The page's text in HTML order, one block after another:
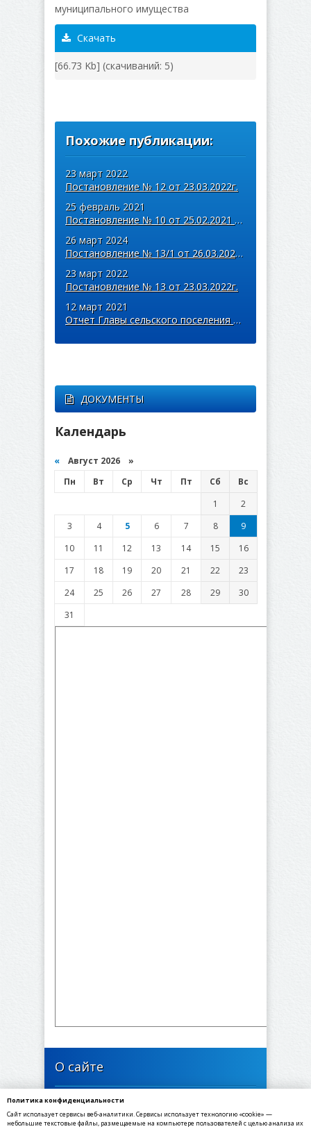
муниципального имущества
Скачать
[66.73 Kb] (cкачиваний: 5)
Похожие публикации:
23 март 2022
Постановление № 12 от 23.03.2022г.
25 февраль 2021
Постановление № 10 от 25.02.2021 года
26 март 2024
Постановление № 13/1 от 26.03.2024г.
23 март 2022
Постановление № 13 от 23.03.2022г.
12 март 2021
Отчет Главы сельского поселения Арзамасцевка об итогах
ДОКУМЕНТЫ
Календарь
« Август 2026 »
Пн
Вт Ср Чт Пт Сб
Вс
1
2
3
4 5 6 7 8
9
10
11 12 13 14 15
16
17
18 19 20 21 22
23
24
25 26 27 28 29
30
31
О сайте
446637, Самарская область, Богатовский район,
село Арзамасцевка, Школьная улица, 24
Политика конфиденциальности
Сайт использует сервисы веб-аналитики. Сервисы использует технологию «cookie» —
небольшие текстовые файлы, размещаемые на компьютере пользователей с целью анализа их